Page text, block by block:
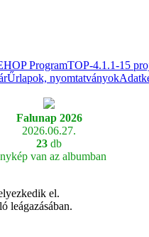
ProgramTOP-4.1.1-15
Űrlapok, nyomtatványok
Falunap 2026
2026.06.27.
23 db
van az albumban
el.
leágazásában.